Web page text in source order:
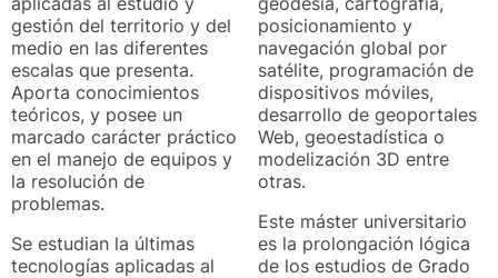
gestión del territorio y del
medio en las diferentes
escalas que presenta.
Aporta conocimientos
teóricos, y posee un
marcado carácter práctico
en el manejo de equipos y
la resolución de
problemas.
Se estudian la últimas
tecnologías aplicadas al
posicionamiento y
navegación global por
satélite, programación de
dispositivos móviles,
desarrollo de geoportales
Web, geoestadística o
modelización 3D entre
otras.
Este máster universitario
es la prolongación lógica
de los estudios de Grado